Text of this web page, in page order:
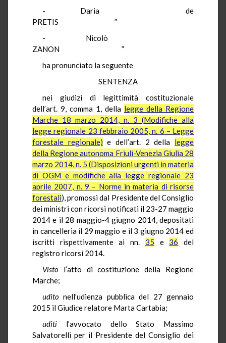
- Daria de
PRETIS ”
- Nicolò
ZANON ”
ha pronunciato la seguente
SENTENZA
nei giudizi di legittimità costituzionale
dell’art. 9, comma 1, della legge della Regione
Marche 18 marzo 2014, n. 3 (Modifiche alla
legge regionale 23 febbraio 2005, n. 6 – Legge
forestale regionale) e dell’art. 2 della legge
della Regione autonoma Friuli-Venezia Giulia 28
marzo 2014, n. 5 (Disposizioni urgenti in materia
di OGM e modifiche alla legge regionale 23
aprile 2007, n. 9 – Norme in materia di risorse
forestali), promossi dal Presidente del Consiglio
dei ministri con ricorsi notificati il 23-27 maggio
2014 e il 28 maggio-4 giugno 2014, depositati
in cancelleria il 29 maggio e il 3 giugno 2014 ed
iscritti rispettivamente ai nn. 35 e 36 del
registro ricorsi 2014.
Visto l’atto di costituzione della Regione
Marche;
uditonell’udienza pubblica del 27 gennaio
2015 il Giudice relatore Marta Cartabia;
uditi l’avvocato dello Stato Massimo
Salvatorelli per il Presidente del Consiglio dei